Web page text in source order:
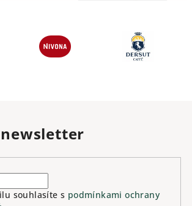
souhlasíte s podmínkami ochrany